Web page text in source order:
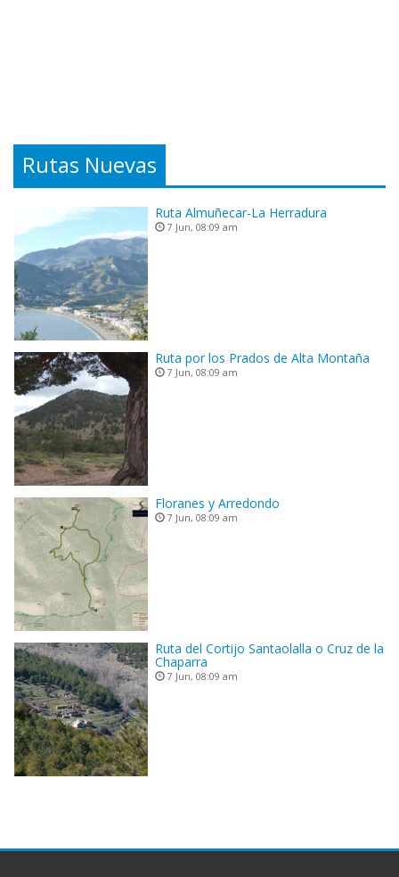
Rutas Nuevas
Ruta Almuñecar-La Herradura
7 Jun, 08:09 am
Ruta por los Prados de Alta Montaña
7 Jun, 08:09 am
Floranes y Arredondo
7 Jun, 08:09 am
Ruta del Cortijo Santaolalla o Cruz de la
Chaparra
7 Jun, 08:09 am